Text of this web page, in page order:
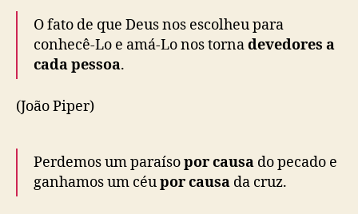
O fato de que Deus nos escolheu para
conhecê-Lo e amá-Lo nos tornadevedores a
cada pessoa.
(João Piper)
Perdemos um paraísopor causa do pecado e
ganhamos um céupor causa da cruz.